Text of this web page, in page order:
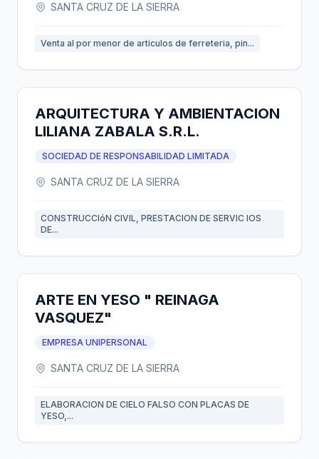
SANTA CRUZ DE LA SIERRA
Venta al por menor de articulos de ferreteria, pin...
ARQUITECTURA Y AMBIENTACION
LILIANA ZABALA S.R.L.
SOCIEDAD DE RESPONSABILIDAD LIMITADA
SANTA CRUZ DE LA SIERRA
CONSTRUCCIóN CIVIL, PRESTACION DE SERVIC IOS
DE...
ARTE EN YESO " REINAGA
VASQUEZ"
EMPRESA UNIPERSONAL
SANTA CRUZ DE LA SIERRA
ELABORACION DE CIELO FALSO CON PLACAS DE
YESO,...